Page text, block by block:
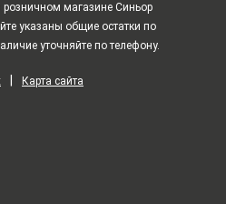
розничном магазине Синьор
указаны общие остатки по
уточняйте по телефону.
Карта сайта